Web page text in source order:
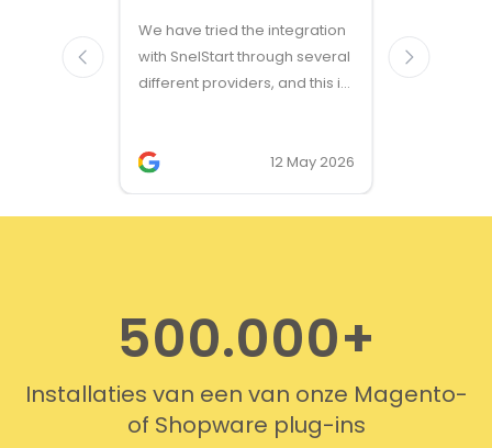
We have tried the integration
with SnelStart through several
different providers, and this is
two occasions, and it was
provided quickly and
professionally. We do
12 May 2026
modules
500.000+
Installaties van een van onze Magento-
of Shopware plug-ins